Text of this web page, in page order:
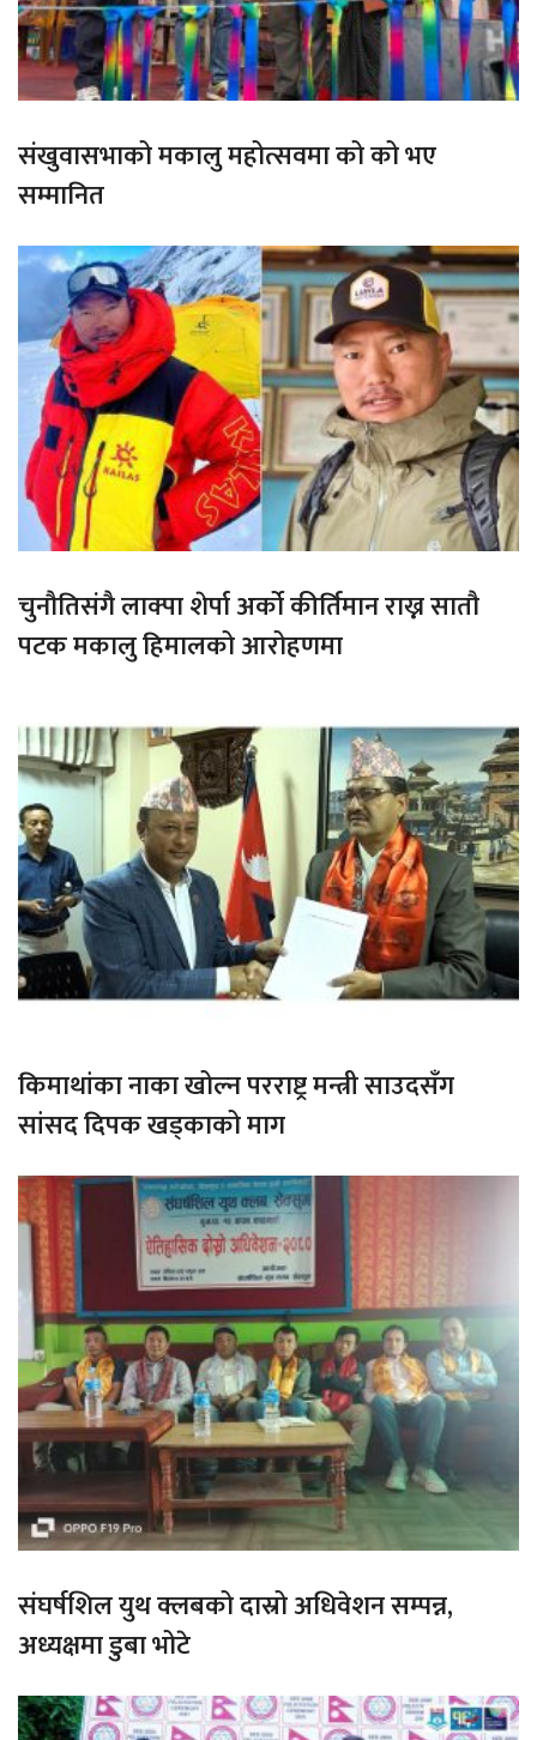
संखुवासभाको मकालु महोत्सवमा को को भए
सम्मानित
चुनौतिसंगै लाक्पा शेर्पा अर्को कीर्तिमान राख्न सातौ
पटक मकालु हिमालको आरोहणमा
किमाथांका नाका खोल्न परराष्ट्र मन्त्री साउदसँग
सांसद दिपक खड्काको माग
संघर्षशिल युथ क्लबको दास्रो अधिवेशन सम्पन्न,
अध्यक्षमा डुबा भोटे